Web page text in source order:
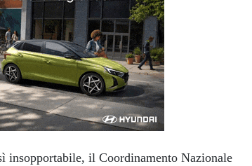
insopportabile, il Coordinamento Nazionale